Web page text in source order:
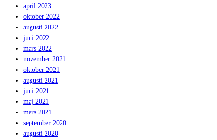
april 2023
oktober 2022
augusti 2022
juni 2022
mars 2022
november 2021
oktober 2021
augusti 2021
juni 2021
maj 2021
mars 2021
september 2020
augusti 2020